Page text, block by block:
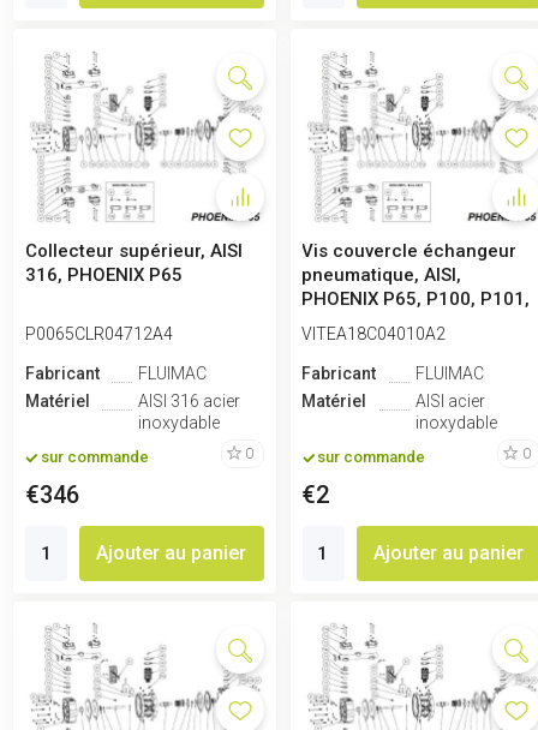
Collecteur supérieur, AISI
316, PHOENIX P65
P0065CLR04712A4
Fabricant
FLUIMAC
Matériel
AISI 316 acier
inoxydable
sur commande 0
€346
Ajouter au panier
Vis couvercle échangeur
pneumatique, AISI,
PHOENIX P65, P100, P101,
P160, P25...
VITEA18C04010A2
Fabricant
FLUIMAC
Matériel
AISI acier
inoxydable
sur commande 0
€2
Ajouter au panier